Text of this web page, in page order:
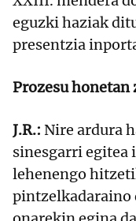
eguzki haziak
presentzia
Prozesu honetan
J.R.: Nire ardura
sinesgarri egitea
lehenengo
pintzelkadaraino